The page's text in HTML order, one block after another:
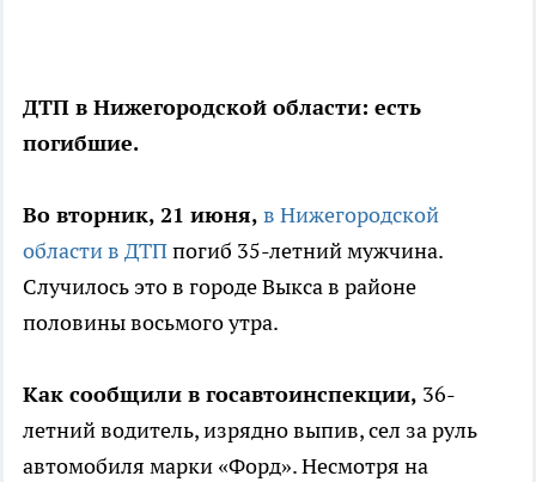
ДТП в Нижегородской области: есть
погибшие.
Во вторник, 21 июня, в Нижегородской
области в ДТПпогиб 35-летний мужчина.
Случилось это в городе Выкса в районе
половины восьмого утра.
Как сообщили в госавтоинспекции, 36-
летний водитель, изрядно выпив, сел за руль
автомобиля марки «Форд». Несмотря на